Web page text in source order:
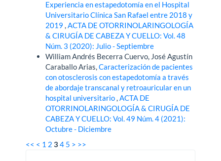
Experiencia en estapedotomía en el Hospital
Universitario Clínica San Rafael entre 2018 y
2019,ACTA DE OTORRINOLARINGOLOGÍA
& CIRUGÍA DE CABEZA Y CUELLO: Vol. 48
Núm. 3 (2020): Julio - Septiembre
William Andrés Becerra Cuervo, José Agustín
Caraballo Arias,Caracterización de pacientes
con otosclerosis con estapedotomía a través
de abordaje transcanal y retroauricular en un
hospital universitario,ACTA DE
OTORRINOLARINGOLOGÍA & CIRUGÍA DE
CABEZA Y CUELLO: Vol. 49 Núm. 4 (2021):
Octubre - Diciembre
<< < 1 2 34 5 > >>